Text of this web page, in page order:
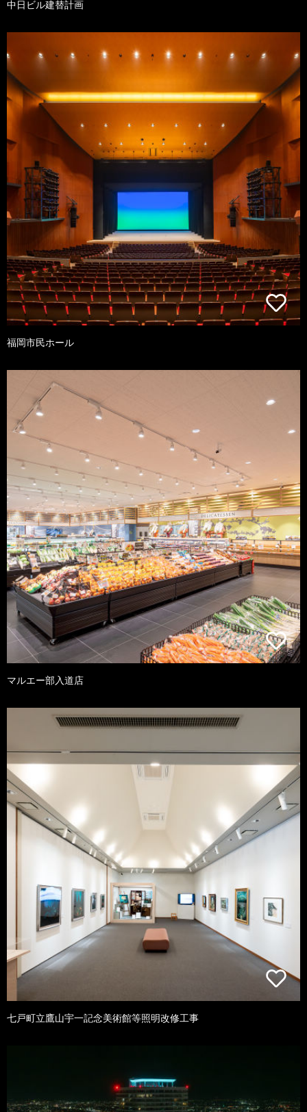
中日ビル建替計画
福岡市民ホール
マルエー部入道店
七戸町立鷹山宇一記念美術館等照明改修工事